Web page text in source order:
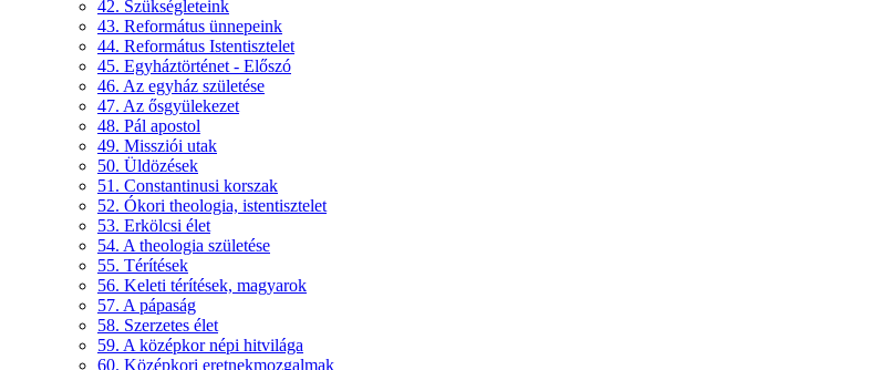
42. Szükségleteink
43. Református ünnepeink
44. Református Istentisztelet
45. Egyháztörténet - Előszó
46. Az egyház születése
47. Az ősgyülekezet
48. Pál apostol
49. Missziói utak
50. Üldözések
51. Constantinusi korszak
52. Ókori theologia, istentisztelet
53. Erkölcsi élet
54. A theologia születése
55. Térítések
56. Keleti térítések, magyarok
57. A pápaság
58. Szerzetes élet
59. A középkor népi hitvilága
60. Középkori eretnekmozgalmak